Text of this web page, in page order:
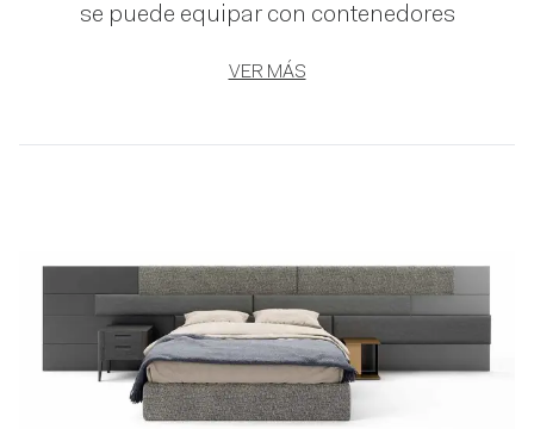
se puede equipar con contenedores
VER MÁS